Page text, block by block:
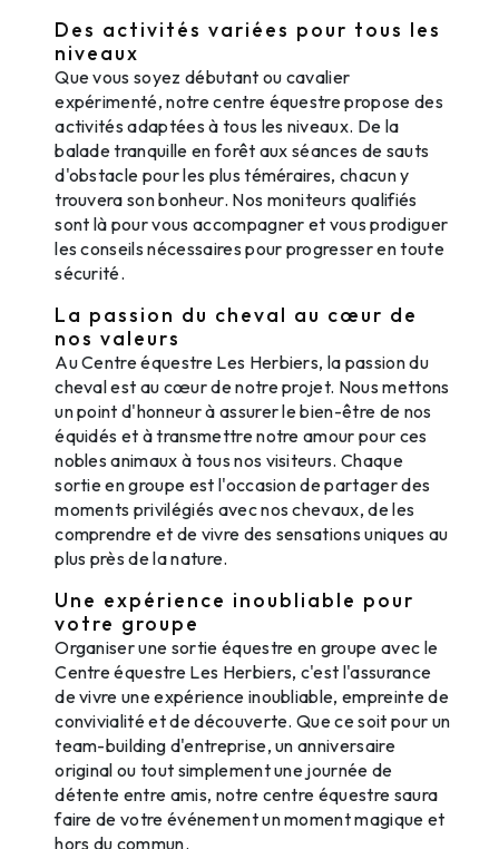
Des activités variées pour tous les
niveaux
Que vous soyez débutant ou cavalier
expérimenté, notre centre équestre propose des
activités adaptées à tous les niveaux. De la
balade tranquille en forêt aux séances de sauts
d'obstacle pour les plus téméraires, chacun y
trouvera son bonheur. Nos moniteurs qualifiés
sont là pour vous accompagner et vous prodiguer
les conseils nécessaires pour progresser en toute
sécurité.
La passion du cheval au cœur de
nos valeurs
Au Centre équestre Les Herbiers, la passion du
cheval est au cœur de notre projet. Nous mettons
un point d'honneur à assurer le bien-être de nos
équidés et à transmettre notre amour pour ces
nobles animaux à tous nos visiteurs. Chaque
sortie en groupe est l'occasion de partager des
moments privilégiés avec nos chevaux, de les
comprendre et de vivre des sensations uniques au
plus près de la nature.
Une expérience inoubliable pour
votre groupe
Organiser une sortie équestre en groupe avec le
Centre équestre Les Herbiers, c'est l'assurance
de vivre une expérience inoubliable, empreinte de
convivialité et de découverte. Que ce soit pour un
team-building d'entreprise, un anniversaire
original ou tout simplement une journée de
détente entre amis, notre centre équestre saura
faire de votre événement un moment magique et
hors du commun.